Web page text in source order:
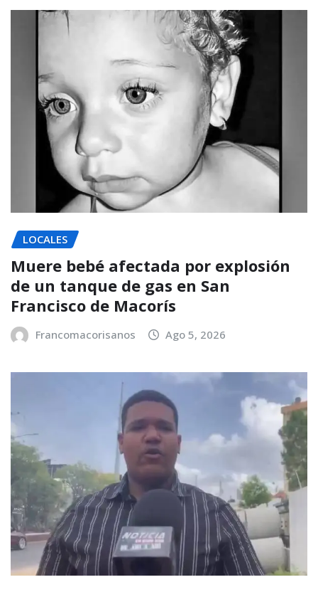
LOCALES
Muere bebé afectada por explosión
de un tanque de gas en San
Francisco de Macorís
Francomacorisanos Ago 5, 2026